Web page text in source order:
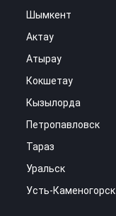
Шымкент
Актау
Атырау
Кокшетау
Кызылорда
Петропавловск
Тараз
Уральск
Усть-Каменогорск